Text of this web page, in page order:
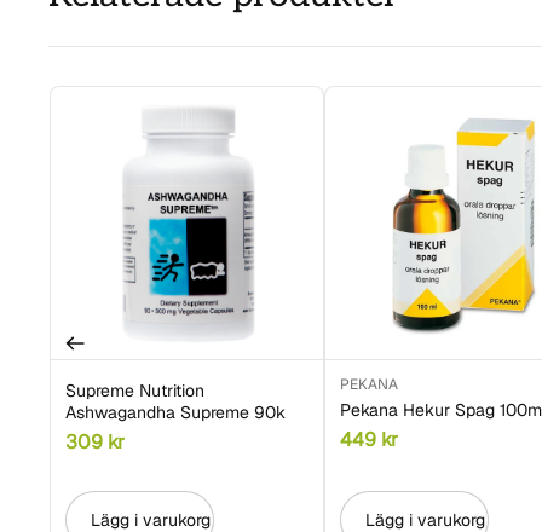
Supreme Nutrition
Ashwagandha Supreme 90k
309 kr
Lägg i varukorg
PEKANA
Pekana Hekur Spag
449 kr
Lägg i varukorg